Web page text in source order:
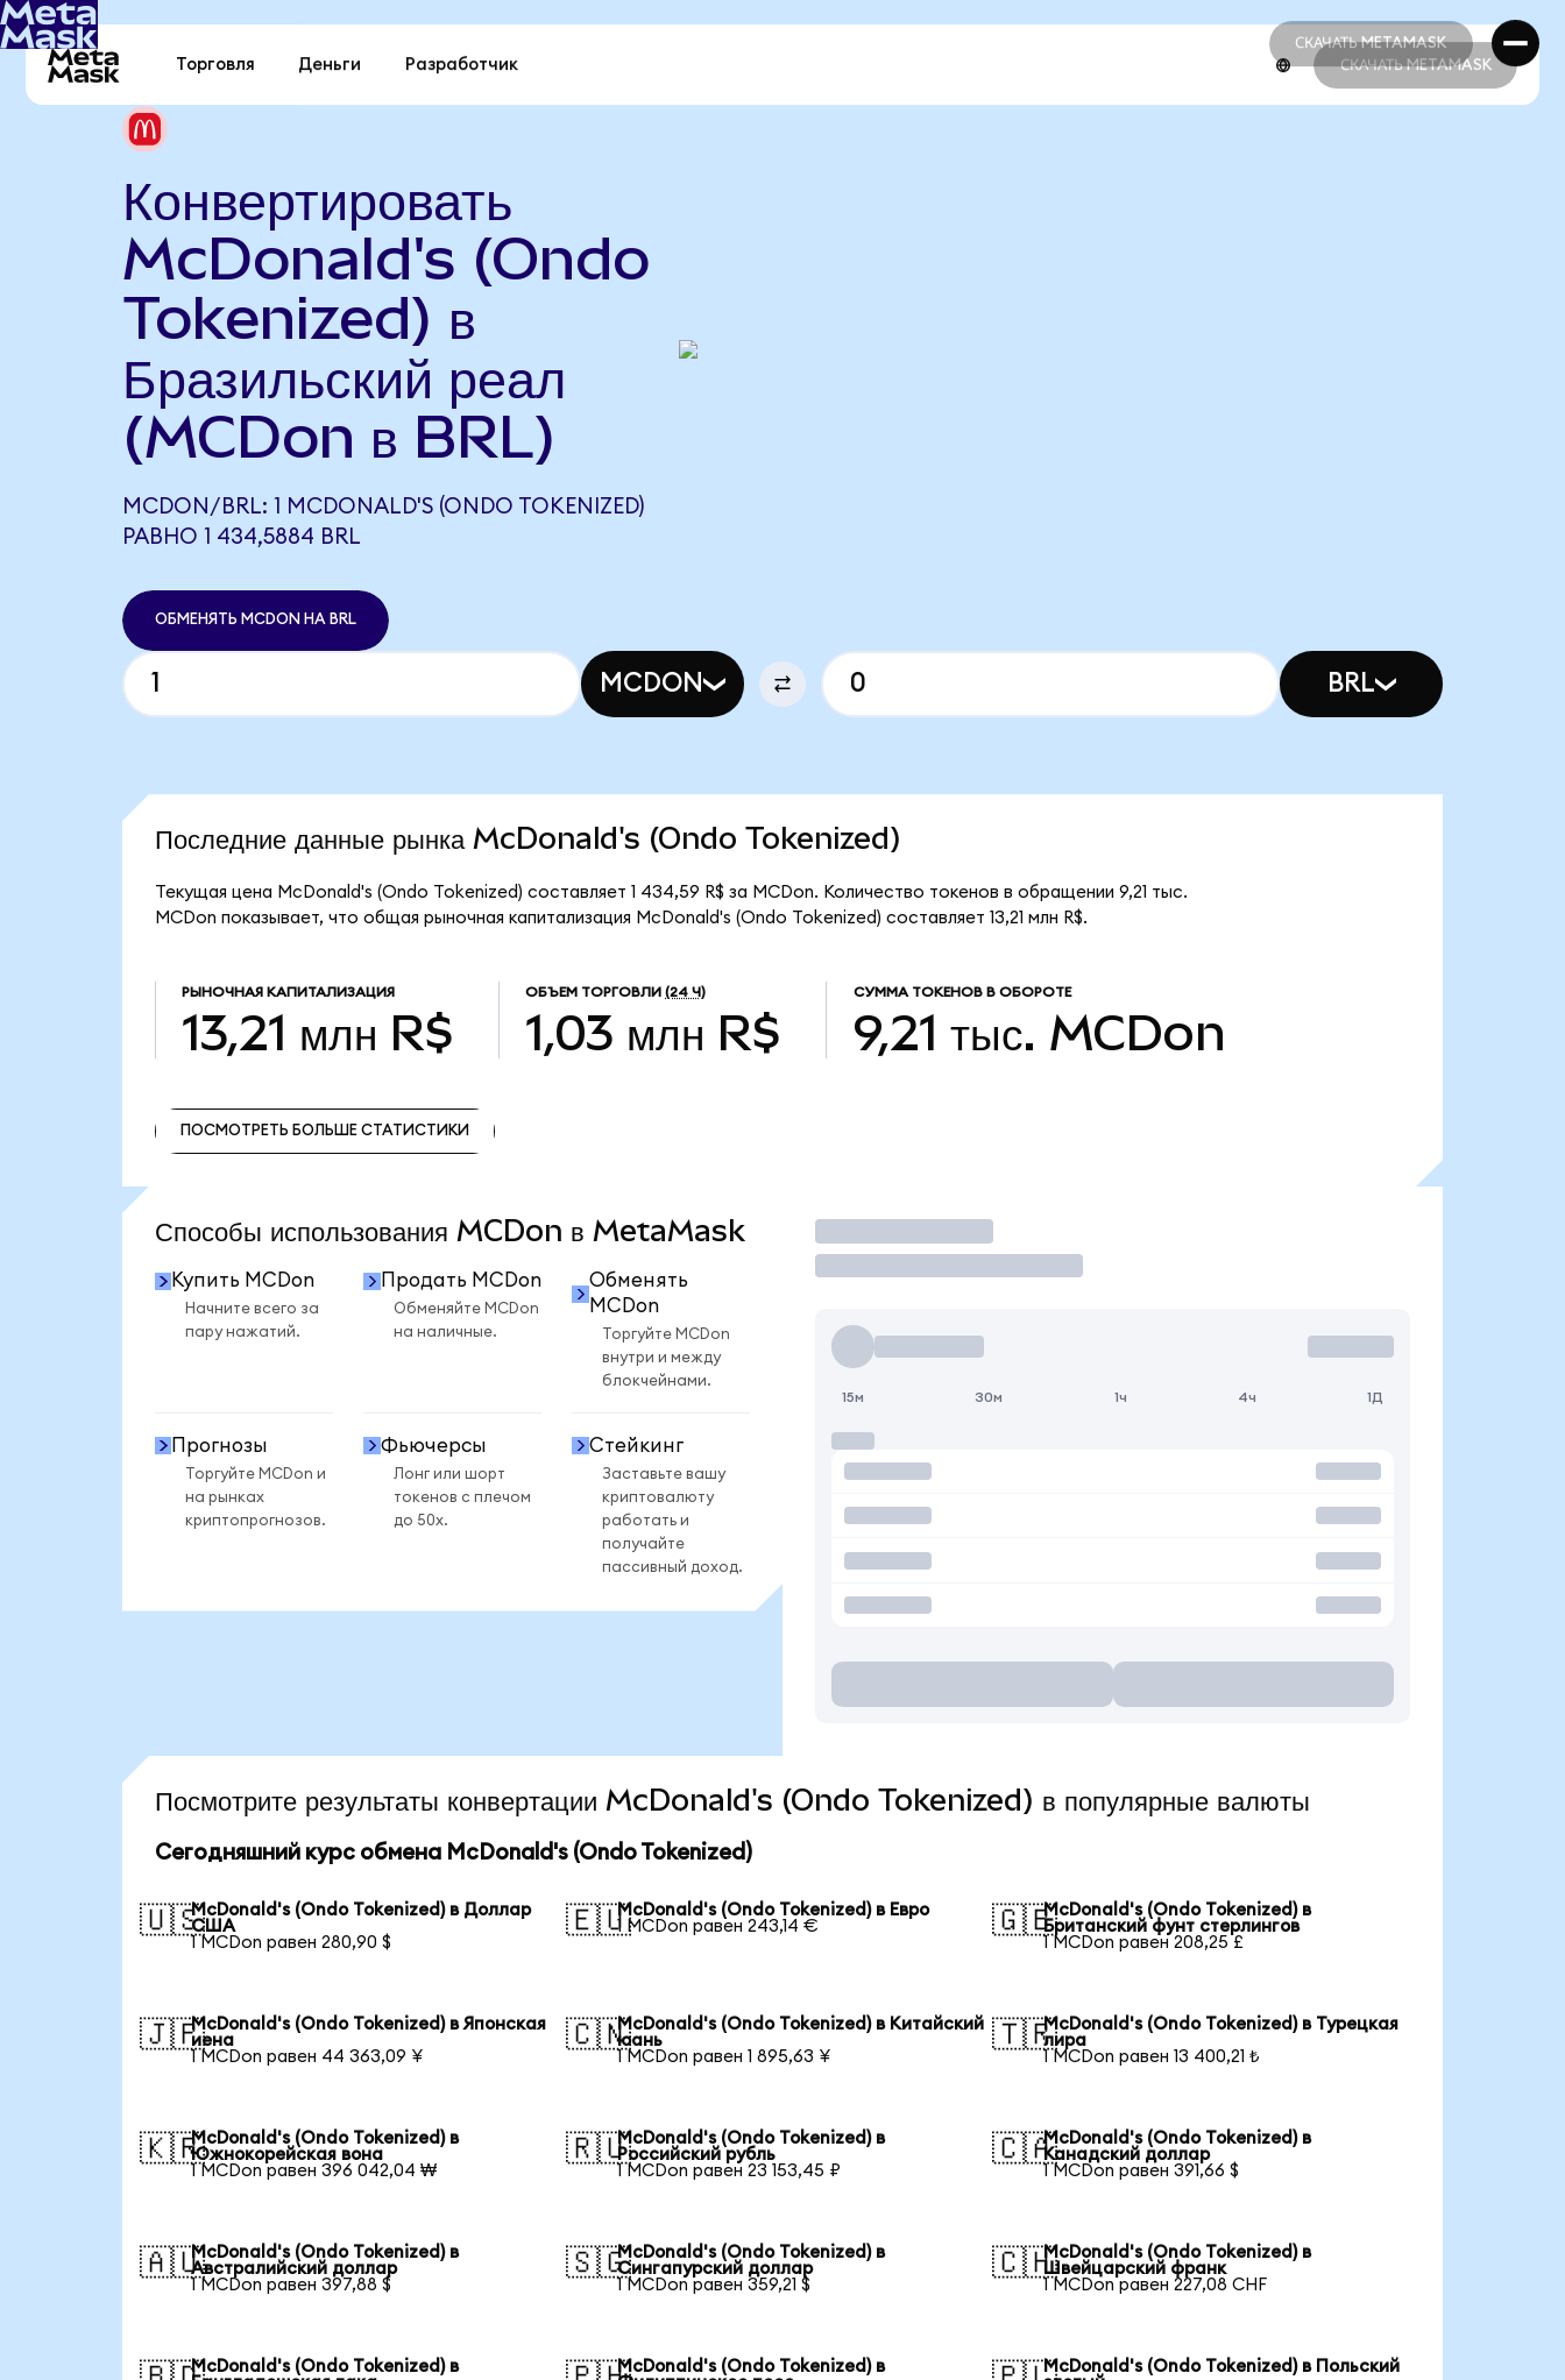
СКАЧАТЬ METAMASK
СКАЧАТЬ METAMASK
Торговля Деньги Разработчик СКАЧАТЬ METAMASK
Конвертировать
McDonald's (Ondo
Tokenized) в
Бразильский реал
(MCDon в BRL)
MCDON/BRL: 1 MCDONALD'S (ONDO TOKENIZED)
РАВНО 1 434,5884 BRL
ОБМЕНЯТЬ MCDON НА BRL
MCDON BRL
Последние данные рынка McDonald's (Ondo Tokenized)
Текущая цена McDonald's (Ondo Tokenized) составляет 1 434,59 R$ за MCDon. Количество токенов в обращении 9,21 тыс.
MCDon показывает, что общая рыночная капитализация McDonald's (Ondo Tokenized) составляет 13,21 млн R$.
РЫНОЧНАЯ КАПИТАЛИЗАЦИЯ
13,21 млн R$
ОБЪЕМ ТОРГОВЛИ (24 Ч)
1,03 млн R$
СУММА ТОКЕНОВ В ОБОРОТЕ
9,21 тыс. MCDon
ПОСМОТРЕТЬ БОЛЬШЕ СТАТИСТИКИ
Способы использования MCDon в MetaMask
Купить MCDon
Начните всего за
пару нажатий.
Продать MCDon
Обменяйте MCDon
на наличные.
Обменять
MCDon
Торгуйте MCDon
внутри и между
блокчейнами.
Прогнозы
Торгуйте MCDon и
на рынках
криптопрогнозов.
Фьючерсы
Лонг или шорт
токенов с плечом
до 50x.
Стейкинг
Заставьте вашу
криптовалюту
работать и
получайте
пассивный доход.
Торговать
15м 30м 1ч 4ч 1Д
Посмотрите результаты конвертации McDonald's (Ondo Tokenized) в популярные валюты
Сегодняшний курс обмена McDonald's (Ondo Tokenized)
🇺🇸McDonald's (Ondo Tokenized) в Доллар
США
1 MCDon равен 280,90 $
🇪🇺McDonald's (Ondo Tokenized) в Евро
1 MCDon равен 243,14 €
🇬🇧McDonald's (Ondo Tokenized) в
Британский фунт стерлингов
1 MCDon равен 208,25 £
🇯🇵McDonald's (Ondo Tokenized) в Японская
иена
1 MCDon равен 44 363,09 ¥
🇨🇳McDonald's (Ondo Tokenized) в Китайский
юань
1 MCDon равен 1 895,63 ¥
🇹🇷McDonald's (Ondo Tokenized) в Турецкая
лира
1 MCDon равен 13 400,21 ₺
🇰🇷McDonald's (Ondo Tokenized) в
Южнокорейская вона
1 MCDon равен 396 042,04 ₩
🇷🇺McDonald's (Ondo Tokenized) в
Российский рубль
1 MCDon равен 23 153,45 ₽
🇨🇦McDonald's (Ondo Tokenized) в
Канадский доллар
1 MCDon равен 391,66 $
🇦🇺McDonald's (Ondo Tokenized) в
Австралийский доллар
1 MCDon равен 397,88 $
🇸🇬McDonald's (Ondo Tokenized) в
Сингапурский доллар
1 MCDon равен 359,21 $
🇨🇭McDonald's (Ondo Tokenized) в
Швейцарский франк
1 MCDon равен 227,08 CHF
McDonald's (Ondo Tokenized) в
McDonald's (Ondo Tokenized) в
McDonald's (Ondo Tokenized) в Польский